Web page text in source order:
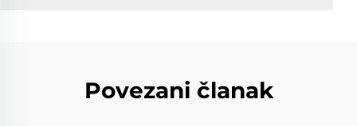
Povezani članak